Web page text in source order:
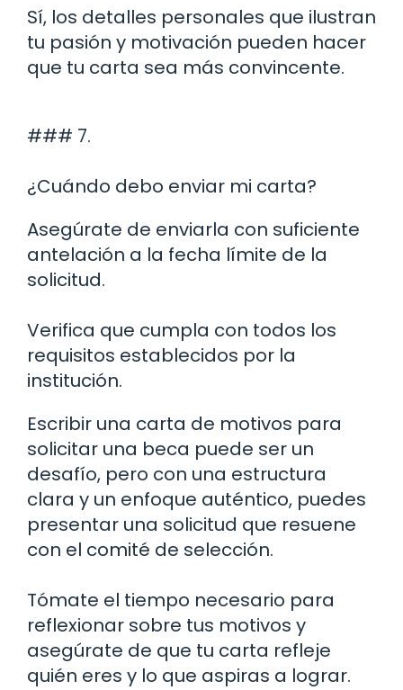
Sí, los detalles personales que ilustran
tu pasión y motivación pueden hacer
que tu carta sea más convincente.
### 7.
¿Cuándo debo enviar mi carta?
Asegúrate de enviarla con suficiente
antelación a la fecha límite de la
solicitud.
Verifica que cumpla con todos los
requisitos establecidos por la
institución.
Escribir una carta de motivos para
solicitar una beca puede ser un
desafío, pero con una estructura
clara y un enfoque auténtico, puedes
presentar una solicitud que resuene
con el comité de selección.
Tómate el tiempo necesario para
reflexionar sobre tus motivos y
asegúrate de que tu carta refleje
quién eres y lo que aspiras a lograr.